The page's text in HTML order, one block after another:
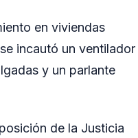
en viviendas
incautó un ventilador
y un parlante
de la Justicia